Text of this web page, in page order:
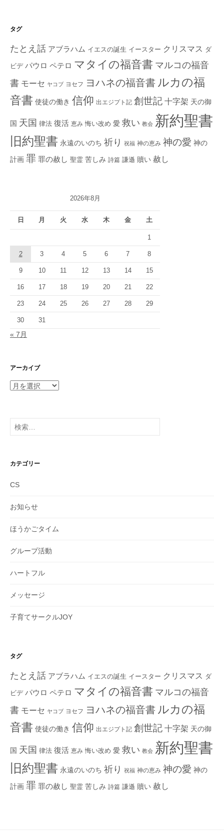
タグ
たとえ話 アブラハム イエスの誕生 イースター クリスマス ダ
ビデ パウロ ペテロ マタイの福音書 マルコの福音
書 モーセ ヤコブ ヨセフ ヨハネの福音書 ルカの福
音書 使徒の働き 信仰 出エジプト記 創世記 十字架 天の御
国 天国 律法 復活 恵み 悔い改め 愛 救い 教会 新約聖書
旧約聖書 永遠のいのち 祈り 祝福 神の恵み 神の愛 神の
計画 罪 罪の赦し 聖霊 苦しみ 詩篇 謙遜 贖い 赦し
2026年8月
日 月 火 水 木 金 土
1
2 3 4 5 6 7 8
9 10 11 12 13 14 15
16 17 18 19 20 21 22
23 24 25 26 27 28 29
30 31
« 7月
アーカイブ
ア
イ
ブ
検
索:
カテゴリー
CS
お知らせ
ほうかごタイム
グループ活動
ハートフル
メッセージ
子育てサークルJOY
タグ
たとえ話 アブラハム イエスの誕生 イースター クリスマス ダ
ビデ パウロ ペテロ マタイの福音書 マルコの福音
書 モーセ ヤコブ ヨセフ ヨハネの福音書 ルカの福
音書 使徒の働き 信仰 出エジプト記 創世記 十字架 天の御
国 天国 律法 復活 恵み 悔い改め 愛 救い 教会 新約聖書
旧約聖書 永遠のいのち 祈り 祝福 神の恵み 神の愛 神の
計画 罪 罪の赦し 聖霊 苦しみ 詩篇 謙遜 贖い 赦し